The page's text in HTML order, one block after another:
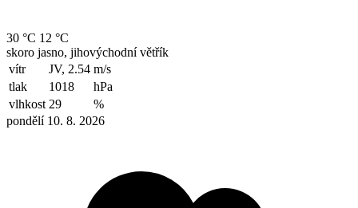
30 °C 12 °C
skoro jasno, jihovýchodní větřík
vítr
JV, 2.54 m/s
tlak
1018
hPa
vlhkost 29
%
pondělí 10. 8. 2026